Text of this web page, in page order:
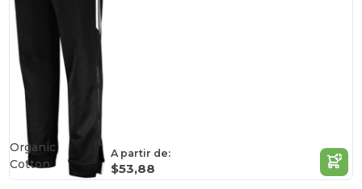
A partir de:
$53,88
Organic
Cotton